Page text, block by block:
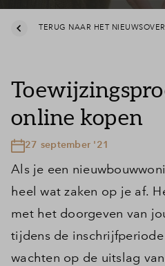
TERUG NAAR HET
online kopen
27 september '21
Als je een
heel wat zaken op je af.
met het doorgeven van
tijdens de
wachten op de uitslag